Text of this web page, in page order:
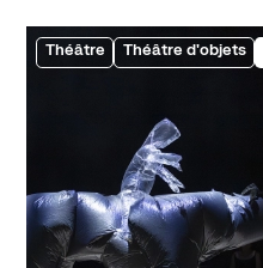
Théâtre Théâtre d'objets